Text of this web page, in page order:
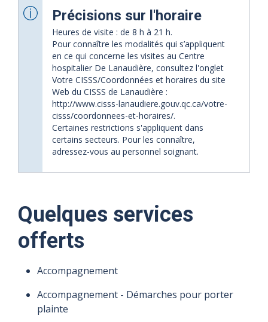
Précisions sur l'horaire
Heures de visite : de 8 h à 21 h.
Pour connaître les modalités qui s’appliquent
en ce qui concerne les visites au Centre
hospitalier De Lanaudière, consultez l'onglet
Votre CISSS/Coordonnées et horaires du site
Web du CISSS de Lanaudière :
http://www.cisss-lanaudiere.gouv.qc.ca/votre-
cisss/coordonnees-et-horaires/.
Certaines restrictions s'appliquent dans
certains secteurs. Pour les connaître,
adressez-vous au personnel soignant.
Quelques services
offerts
Accompagnement
Accompagnement - Démarches pour porter
plainte